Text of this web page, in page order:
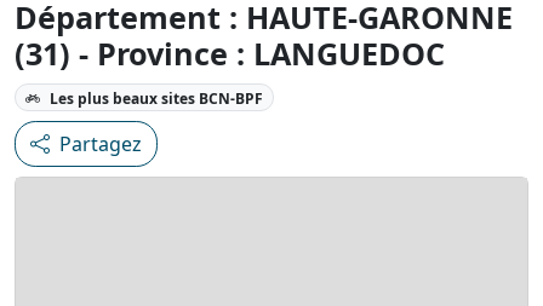
Département : HAUTE-GARONNE
(31) - Province : LANGUEDOC
Les plus beaux sites BCN-BPF
Partagez